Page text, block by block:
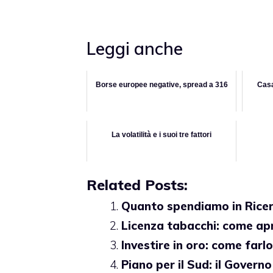
Leggi anche
Borse europee negative, spread a 316
La volatilità e i suoi tre fattori
Related Posts:
Quanto spendiamo in
Licenza tabacchi: come
Investire in oro: come
Piano per il Sud: il